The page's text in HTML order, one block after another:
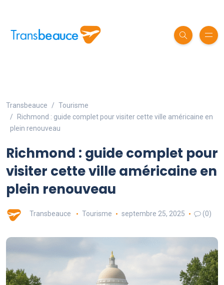
Transbeauce
Tourisme
Richmond : guide complet pour visiter cette ville américaine en
plein renouveau
Richmond : guide complet pour
visiter cette ville américaine en
plein renouveau
Transbeauce Tourisme septembre 25, 2025 (0)